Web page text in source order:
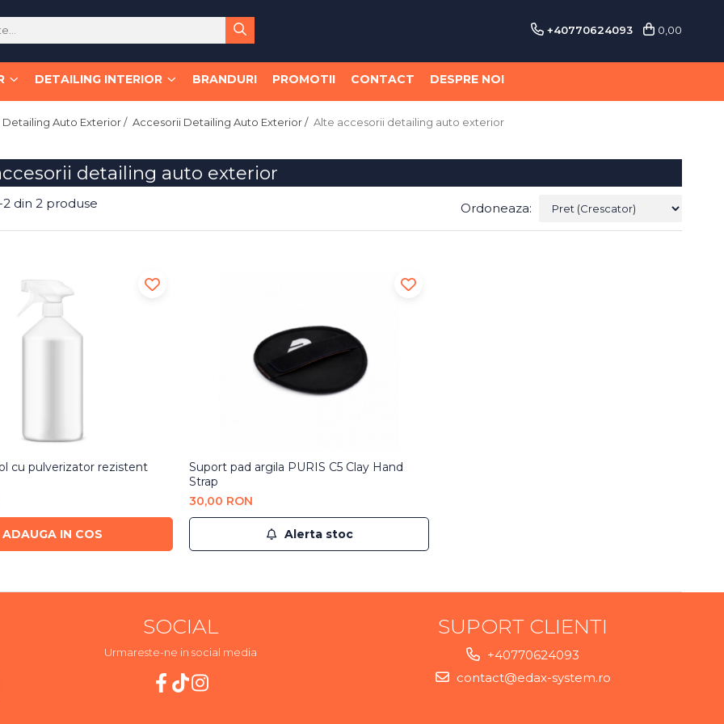
+40770624093 0,00
DETAILING INTERIOR BRANDURI PROMOTII CONTACT DESPRE NOI
Detailing Auto Exterior / Accesorii Detailing Auto Exterior / Alte accesorii detailing auto exterior
detailing auto exterior
2din 2 produse Ordoneaza:
cu pulverizator rezistent
ADAUGA IN COS
Suport pad argila PURIS C5 Clay Hand
Strap
30,00 RON
Alerta stoc
SOCIAL
Urmareste-ne in social media
SUPORT CLIENTI
+40770624093
contact@edax-system.ro